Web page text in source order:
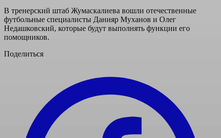
В тренерский штаб Жумаскалиева вошли отечественные
футбольные специалисты Данияр Муханов и Олег
Недашковский, которые будут выполнять функции его
помощников.
Поделиться